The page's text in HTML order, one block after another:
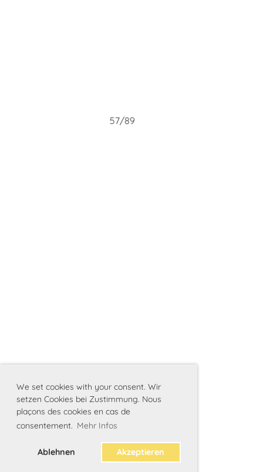
We set cookies with your consent. Wir
setzen Cookies bei Zustimmung. Nous
plaçons des cookies en cas de
consentement. Mehr Infos
Ablehnen Akzeptieren